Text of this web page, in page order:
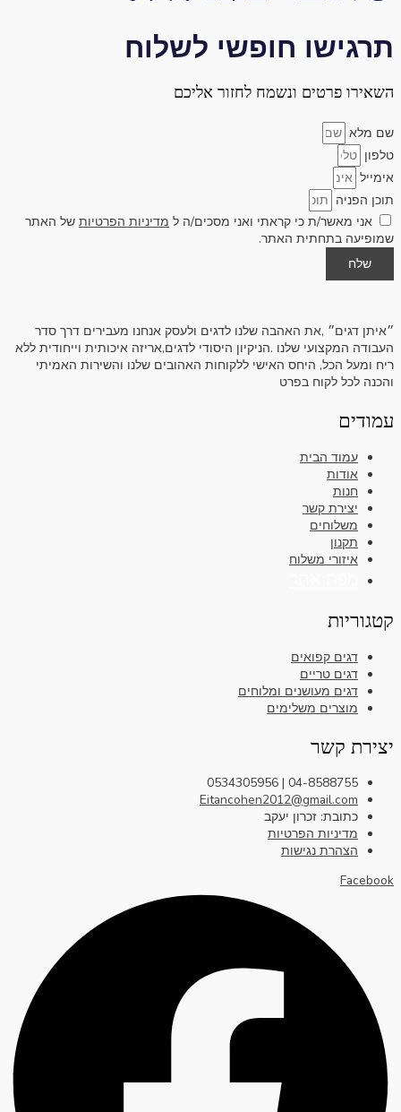
תרגישו חופשי לשלוח
השאירו פרטים ונשמח לחזור אליכם
שם מלא
טלפון
אימייל
תוכן הפניה
אני מאשר/ת כי קראתי ואני מסכים/ה ל מדיניות הפרטיות של האתר
שמופיעה בתחתית האתר.
שלח
״איתן דגים״ ,את האהבה שלנו לדגים ולעסק אנחנו מעבירים דרך סדר
העבודה המקצועי שלנו .הניקיון היסודי לדגים,אריזה איכותית וייחודית ללא
ריח ומעל הכל, היחס האישי ללקוחות האהובים שלנו והשירות האמיתי
והכנה לכל לקוח בפרט
עמודים
עמוד הבית
אודות
חנות
יצירת קשר
משלוחים
תקנון
איזורי משלוח
קטגוריות
דגים קפואים
דגים טריים
דגים מעושנים ומלוחים
מוצרים משלימים
יצירת קשר
04-8588755 | 0534305956
Eitancohen2012@gmail.com
כתובת: זכרון יעקב
מדיניות הפרטיות
הצהרת נגישות
Facebook